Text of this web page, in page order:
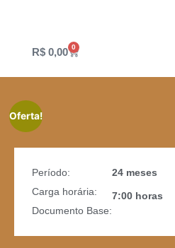
R$ 0,00 0
Oferta!
Período:
Carga horária:
Documento Base:
24 meses
7:00 horas